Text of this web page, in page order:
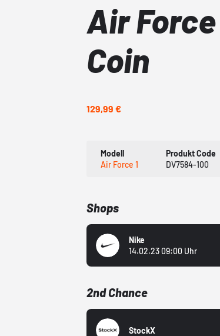
Air
Coin
129,99 €
Modell
Air Force 1
Produkt Code
DV7584-100
Shops
Nike
14.02.23 09:00 Uhr
2nd Chance
StockX